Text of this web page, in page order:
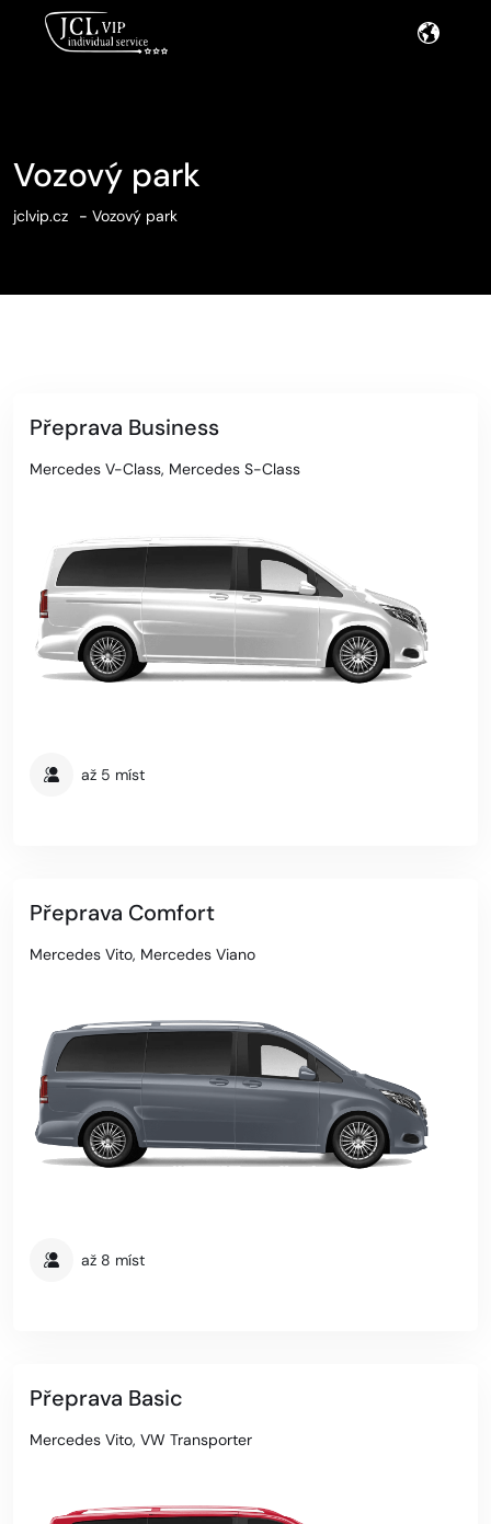
Vozový park
jclvip.cz Vozový park
Přeprava Business
Mercedes V-Class, Mercedes S-Class
až 5 míst
Přeprava Comfort
Mercedes Vito, Mercedes Viano
až 8 míst
Přeprava Basic
Mercedes Vito, VW Transporter